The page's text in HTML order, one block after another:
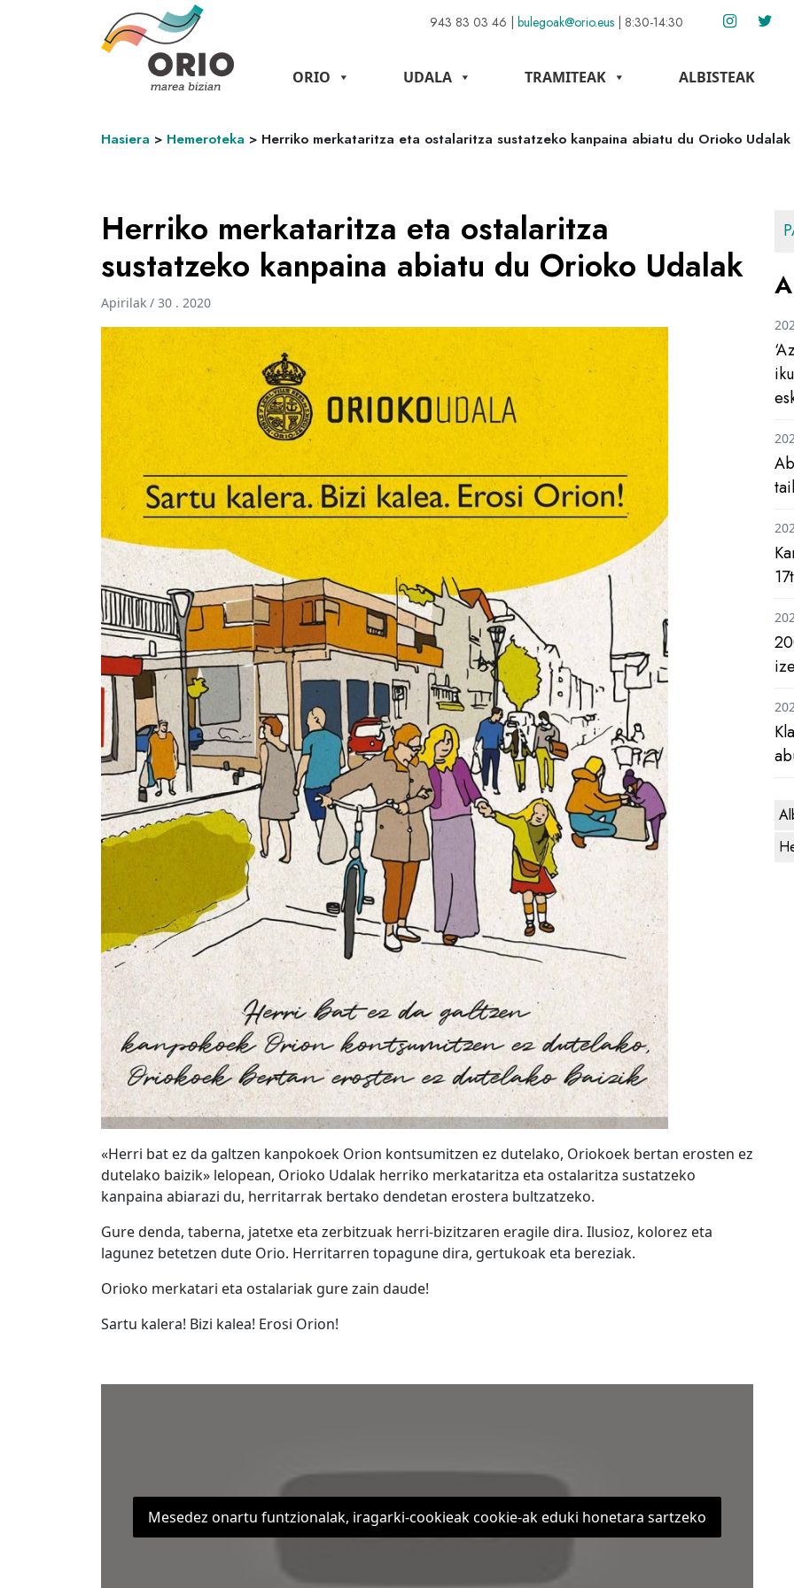
943 83 03 46 | bulegoak@orio.eus | 8:30-14:30
ORIO UDALA TRAMITEAK ALBISTEAK
Hasiera > Hemeroteka > Herriko merkataritza eta ostalaritza sustatzeko kanpaina abiatu du Orioko Udalak
Herriko merkataritza eta ostalaritza
sustatzeko kanpaina abiatu du Orioko Udalak
Apirilak / 30 . 2020
«Herri bat ez da galtzen kanpokoek Orion kontsumitzen ez dutelako, Oriokoek bertan erosten ez
dutelako baizik» lelopean, Orioko Udalak herriko merkataritza eta ostalaritza sustatzeko
kanpaina abiarazi du, herritarrak bertako dendetan erostera bultzatzeko.
Gure denda, taberna, jatetxe eta zerbitzuak herri-bizitzaren eragile dira. Ilusioz, kolorez eta
lagunez betetzen dute Orio. Herritarren topagune dira, gertukoak eta bereziak.
Orioko merkatari eta ostalariak gure zain daude!
Sartu kalera! Bizi kalea! Erosi Orion!
Mesedez onartu funtzionalak, iragarki-cookieak cookie-ak eduki honetara sartzeko